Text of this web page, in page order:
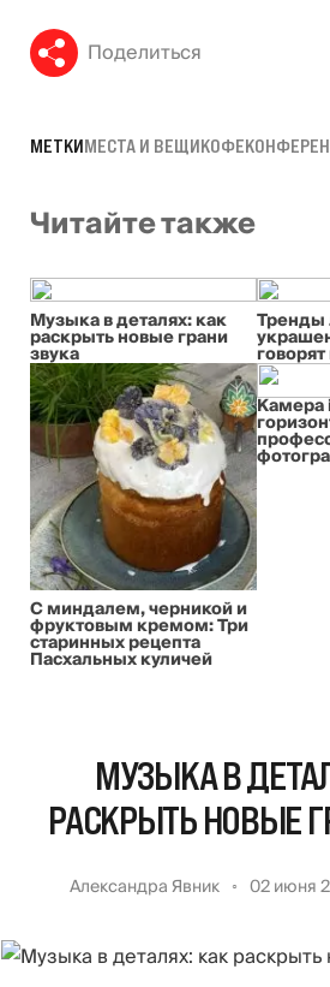
Поделиться
МЕТКИМЕСТА И ВЕЩИКОФЕ
Читайте также
Музыка в деталях: как
раскрыть новые грани
звука
Тренды
С миндалем, черникой и
фруктовым кремом: Три
старинных рецепта
Пасхальных куличей
Камера
МУЗЫКА В
РАСКРЫТЬ НОВЫЕ
Александра Явник 02 июня